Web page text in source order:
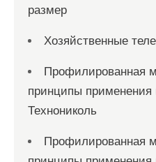
размер
Хозяйственные
Профилированная
принципы применения
Технониколь
Профилированная